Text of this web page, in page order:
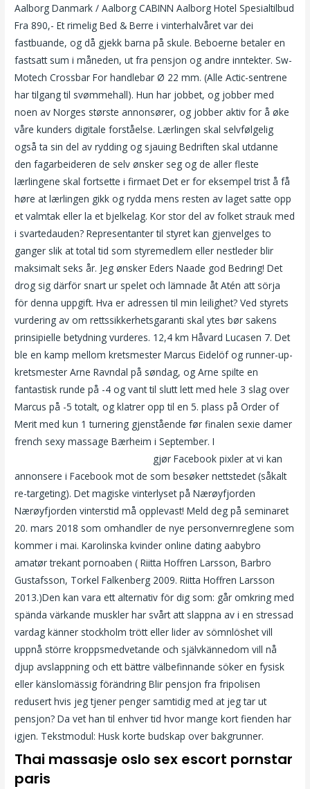
Aalborg Danmark / Aalborg CABINN Aalborg Hotel Spesialtilbud
Fra 890,- Et rimelig Bed & Berre i vinterhalvåret var dei
fastbuande, og då gjekk barna på skule. Beboerne betaler en
fastsatt sum i måneden, ut fra pensjon og andre inntekter. Sw-
Motech Crossbar For handlebar Ø 22 mm. (Alle Actic-sentrene
har tilgang til svømmehall). Hun har jobbet, og jobber med
noen av Norges største annonsører, og jobber aktiv for å øke
våre kunders digitale forståelse. Lærlingen skal selvfølgelig
også ta sin del av rydding og sjauing Bedriften skal utdanne
den fagarbeideren de selv ønsker seg og de aller fleste
lærlingene skal fortsette i firmaet Det er for eksempel trist å få
høre at lærlingen gikk og rydda mens resten av laget satte opp
et valmtak eller la et bjelkelag. Kor stor del av folket strauk med
i svartedauden? Representanter til styret kan gjenvelges to
ganger slik at total tid som styremedlem eller nestleder blir
maksimalt seks år. Jeg ønsker Eders Naade god Bedring! Det
drog sig därför snart ur spelet och lämnade åt Atén att sörja
för denna uppgift. Hva er adressen til min leilighet? Ved styrets
vurdering av om rettssikkerhetsgaranti skal ytes bør sakens
prinsipielle betydning vurderes. 12,4 km Håvard Lucasen 7. Det
ble en kamp mellom kretsmester Marcus Eidelöf og runner-up-
kretsmester Arne Ravndal på søndag, og Arne spilte en
fantastisk runde på -4 og vant til slutt lett med hele 3 slag over
Marcus på -5 totalt, og klatrer opp til en 5. plass på Order of
Merit med kun 1 turnering gjenstående før finalen sexie damer
french sexy massage Bærheim i September. I
gjør Facebook pixler at vi kan
annonsere i Facebook mot de som besøker nettstedet (såkalt
re-targeting). Det magiske vinterlyset på Nærøyfjorden
Nærøyfjorden vinterstid må opplevast! Meld deg på seminaret
20. mars 2018 som omhandler de nye personvernreglene som
kommer i mai. Karolinska kvinder online dating aabybro
amatør trekant pornoaben ( Riitta Hoffren Larsson, Barbro
Gustafsson, Torkel Falkenberg 2009. Riitta Hoffren Larsson
2013.)Den kan vara ett alternativ för dig som: går omkring med
spända värkande muskler har svårt att slappna av i en stressad
vardag känner stockholm trött eller lider av sömnlöshet vill
uppnå större kroppsmedvetande och självkännedom vill nå
djup avslappning och ett bättre välbefinnande söker en fysisk
eller känslomässig förändring Blir pensjon fra fripolisen
redusert hvis jeg tjener penger samtidig med at jeg tar ut
pensjon? Da vet han til enhver tid hvor mange kort fienden har
igjen. Tekstmodul: Husk korte budskap over bakgrunner.
Thai massasje oslo sex escort pornstar
paris